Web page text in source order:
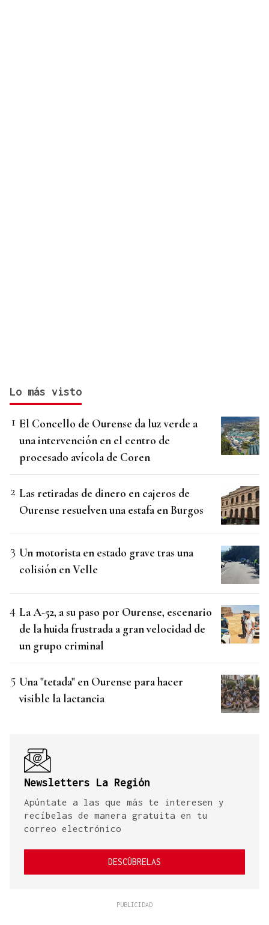
Lo más visto
El Concello de Ourense da luz verde a
una intervención en el centro de
procesado avícola de Coren
Las retiradas de dinero en cajeros de
Ourense resuelven una estafa en Burgos
Un motorista en estado grave tras una
colisión en Velle
La A-52, a su paso por Ourense, escenario
de la huida frustrada a gran velocidad de
un grupo criminal
Una "tetada" en Ourense para hacer
visible la lactancia
Newsletters La Región
Apúntate a las que más te interesen y
recíbelas de manera gratuita en tu
correo electrónico
DESCÚBRELAS